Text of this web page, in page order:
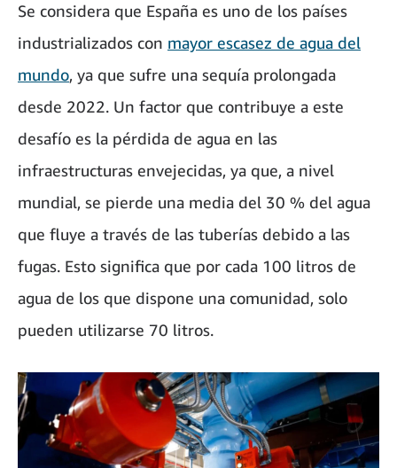
Se considera que España es uno de los países
industrializados con mayor escasez de agua del
mundo, ya que sufre una sequía prolongada
desde 2022. Un factor que contribuye a este
desafío es la pérdida de agua en las
infraestructuras envejecidas, ya que, a nivel
mundial, se pierde una media del 30 % del agua
que fluye a través de las tuberías debido a las
fugas. Esto significa que por cada 100 litros de
agua de los que dispone una comunidad, solo
pueden utilizarse 70 litros.